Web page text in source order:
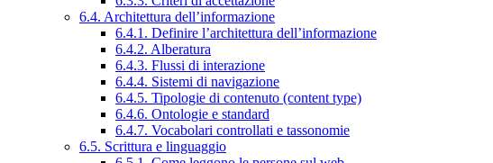
6.4. Architettura dell’informazione
6.4.1. Definire l’architettura dell’informazione
6.4.2. Alberatura
6.4.3. Flussi di interazione
6.4.4. Sistemi di navigazione
6.4.5. Tipologie di contenuto (content type)
6.4.6. Ontologie e standard
6.4.7. Vocabolari controllati e tassonomie
6.5. Scrittura e linguaggio